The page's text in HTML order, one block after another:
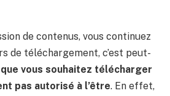
de contenus, vous continuez
de téléchargement, c’est peut-
vous souhaitez télécharger
pas autorisé à l’être. En effet,